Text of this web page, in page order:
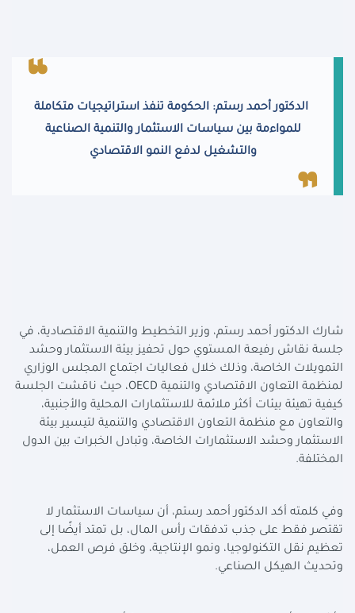
الدكتور أحمد رستم: الحكومة تنفذ استراتيجيات متكاملة
للمواءمة بين سياسات الاستثمار والتنمية الصناعية
والتشغيل لدفع النمو الاقتصادي
شارك الدكتور أحمد رستم، وزير التخطيط والتنمية الاقتصادية، في
جلسة نقاش رفيعة المستوي حول تحفيز بيئة الاستثمار وحشد
التمويلات الخاصة، وذلك خلال فعاليات اجتماع المجلس الوزاري
لمنظمة التعاون الاقتصادي والتنمية OECD، حيث ناقشت الجلسة
كيفية تهيئة بيئات أكثر ملائمة للاستثمارات المحلية والأجنبية،
والتعاون مع منظمة التعاون الاقتصادي والتنمية لتيسير بيئة
الاستثمار وحشد الاستثمارات الخاصة، وتبادل الخبرات بين الدول
المختلفة.
وفي كلمته أكد الدكتور أحمد رستم، أن سياسات الاستثمار لا
تقتصر فقط على جذب تدفقات رأس المال، بل تمتد أيضًا إلى
تعظيم نقل التكنولوجيا، ونمو الإنتاجية، وخلق فرص العمل،
وتحديث الهيكل الصناعي.